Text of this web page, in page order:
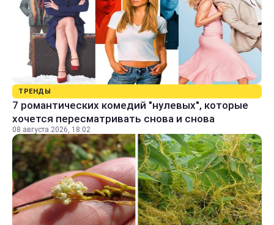
ТРЕНДЫ
7 романтических комедий "нулевых", которые
хочется пересматривать снова и снова
08 августа 2026, 18:02